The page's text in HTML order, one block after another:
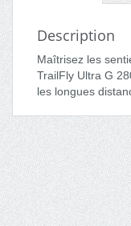
Description
Maîtrisez les
TrailFly Ultra G
les longues